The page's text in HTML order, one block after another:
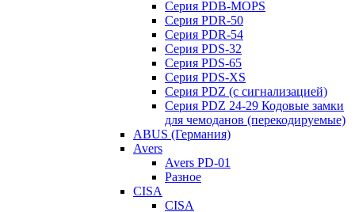
Серия PDB-MOPS
Серия PDR-50
Серия PDR-54
Серия PDS-32
Серия PDS-65
Серия PDS-XS
Серия PDZ (с сигнализацией)
Серия PDZ 24-29 Кодовые замки
для чемоданов (перекодируемые)
ABUS (Германия)
Avers
Avers PD-01
Разное
CISA
CISA